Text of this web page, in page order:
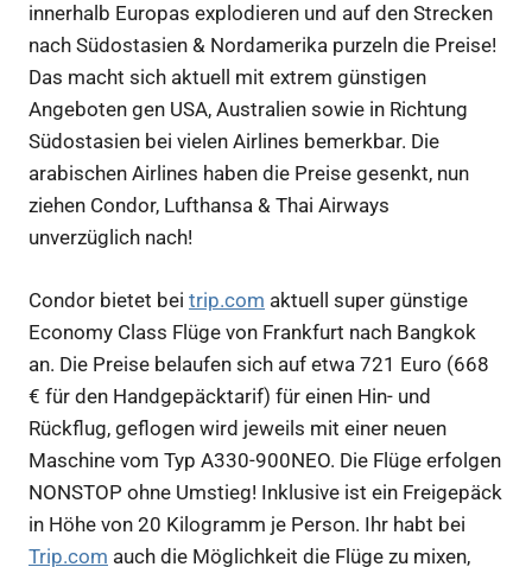
innerhalb Europas explodieren und auf den Strecken
nach Südostasien & Nordamerika purzeln die Preise!
Das macht sich aktuell mit extrem günstigen
Angeboten gen USA, Australien sowie in Richtung
Südostasien bei vielen Airlines bemerkbar. Die
arabischen Airlines haben die Preise gesenkt, nun
ziehen Condor, Lufthansa & Thai Airways
unverzüglich nach!
Condor bietet bei trip.com aktuell super günstige
Economy Class Flüge von Frankfurt nach Bangkok
an. Die Preise belaufen sich auf etwa 721 Euro (668
€ für den Handgepäcktarif) für einen Hin- und
Rückflug, geflogen wird jeweils mit einer neuen
Maschine vom Typ A330-900NEO. Die Flüge erfolgen
NONSTOP ohne Umstieg! Inklusive ist ein Freigepäck
in Höhe von 20 Kilogramm je Person. Ihr habt bei
Trip.com auch die Möglichkeit die Flüge zu mixen,